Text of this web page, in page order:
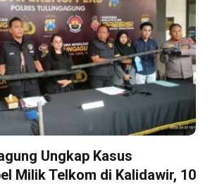
Ungkap Kasus
Milik Telkom di Kalidawir, 10